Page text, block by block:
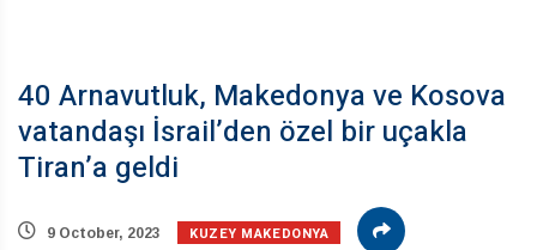
40 Arnavutluk, Makedonya ve Kosova
vatandaşı İsrail’den özel bir uçakla
Tiran’a geldi
9 October, 2023 KUZEY MAKEDONYA